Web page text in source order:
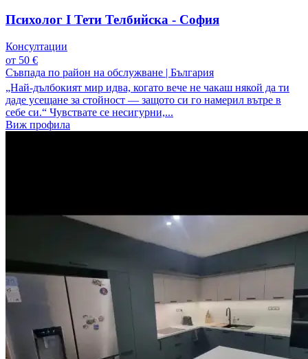
Психолог I Тети Телбийска - София
Консултации
от 50 €
Съвпада по район на обслужване | България
„Най-дълбокият мир идва, когато вече не чакаш някой да ти
даде усещане за стойност — защото си го намерил вътре в
себе си.“ Чувствате се несигурни,...
Виж профила